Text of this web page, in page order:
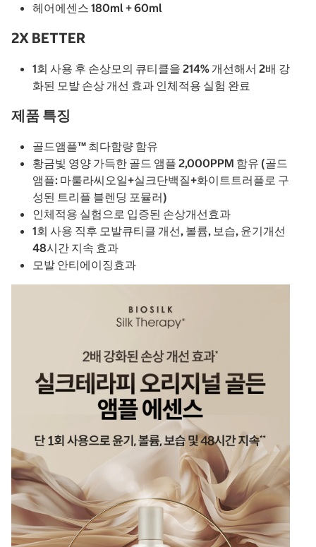
헤어에센스 180ml + 60ml
2X BETTER
1회 사용 후 손상모의 큐티클을 214% 개선해서 2배 강
화된 모발 손상 개선 효과 인체적용 실험 완료
제품 특징
골드앰플™ 최다함량 함유
황금빛 영양 가득한 골드 앰플 2,000PPM 함유 (골드
앰플: 마룰라씨오일+실크단백질+화이트트러플로 구
성된 트리플 블렌딩 포뮬러)
인체적용 실험으로 입증된 손상개선효과
1회 사용 직후 모발큐티클 개선, 볼륨, 보습, 윤기개선
48시간 지속 효과
모발 안티에이징효과